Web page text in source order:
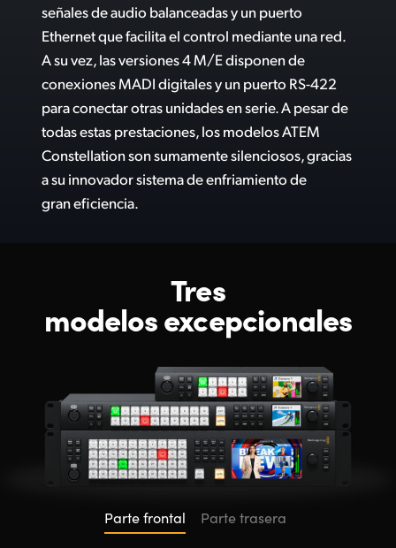
Todas las prestaciones incluidas
señales de audio balanceadas y un puerto
Ethernet que facilita el control mediante una red.
A su vez, las versiones 4 M/E disponen de
conexiones MADI digitales y un puerto RS-422
para conectar otras unidades en serie. A pesar de
todas estas prestaciones, los modelos ATEM
Constellation son sumamente silenciosos, gracias
a su innovador sistema de enfriamiento de
gran eficiencia.
Tres
modelos excepcionales
Parte frontal Parte trasera